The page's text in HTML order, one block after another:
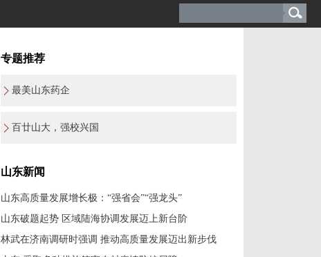
专题推荐
最美山东药企
百廿山大，强校兴国
山东新闻
山东高质量发展增长极：“强省会”“强龙头”
山东破题起势 区域陆海协调发展迈上新台阶
林武在济南调研时强调 推动高质量发展迈出新步伐